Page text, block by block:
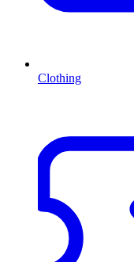
Clothing